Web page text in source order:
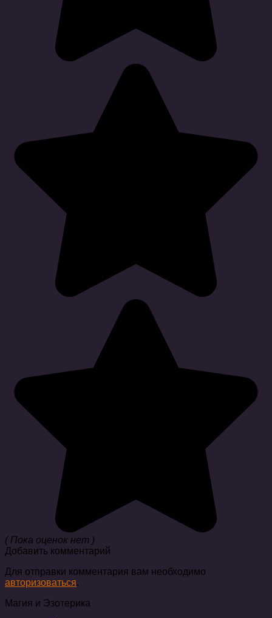
( Пока оценок нет )
Добавить комментарий
Для отправки комментария вам необходимо
авторизоваться.
Магия и Эзотерика